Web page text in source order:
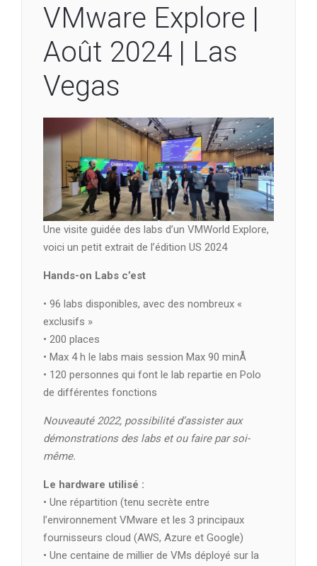
VMware Explore |
Août 2024 | Las
Vegas
Une visite guidée des labs d’un VMWorld Explore,
voici un petit extrait de l’édition US 2024
Hands-on Labs c’est
• 96 labs disponibles, avec des nombreux «
exclusifs »
• 200 places
• Max 4 h le labs mais session Max 90 minÅ
• 120 personnes qui font le lab repartie en Polo
de différentes fonctions
Nouveauté 2022, possibilité d’assister aux
démonstrations des labs et ou faire par soi-
même.
Le hardware utilisé :
• Une répartition (tenu secrète entre
l’environnement VMware et les 3 principaux
fournisseurs cloud (AWS, Azure et Google)
• Une centaine de millier de VMs déployé sur la